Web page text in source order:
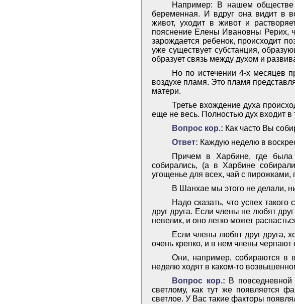
Например: В нашем
беременная. И вдруг она видит в
живот, уходит в живот и
пояснение Елены Ивановны Рерих,
зарождается ребенок, происходит
уже существует субстанция,
образует связь между духом и
Но по истечении 4-х месяцев
воздухе пламя. Это пламя
матери.
Третье вхождение духа
еще не весь. Полностью дух входит в
Вопрос кор.: Как часто Вы
Ответ: Каждую неделю в
Причем в Харбине, где была
собирались, (а в Харбине
угощенье для всех, чай с пирожками,
В Шанхае мы этого не делали,
Надо сказать, что успех
друг друга. Если члены не любят
невелик, и оно легко может
Если члены любят друг друга,
очень крепко, и в нем члены черпают
Они, например, собираются в
неделю ходят в каком-то
Вопрос кор.: В повседневной
светлому, как тут же появляется
светлое. У Вас такие факторы